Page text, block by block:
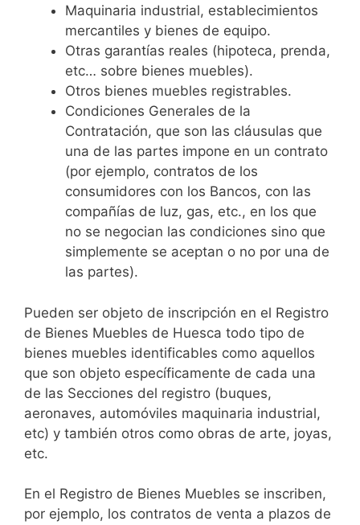
Maquinaria industrial, establecimientos
mercantiles y bienes de equipo.
Otras garantías reales (hipoteca, prenda,
etc… sobre bienes muebles).
Otros bienes muebles registrables.
Condiciones Generales de la
Contratación, que son las cláusulas que
una de las partes impone en un contrato
(por ejemplo, contratos de los
consumidores con los Bancos, con las
compañías de luz, gas, etc., en los que
no se negocian las condiciones sino que
simplemente se aceptan o no por una de
las partes).
Pueden ser objeto de inscripción en el Registro
de Bienes Muebles de Huesca todo tipo de
bienes muebles identificables como aquellos
que son objeto específicamente de cada una
de las Secciones del registro (buques,
aeronaves, automóviles maquinaria industrial,
etc) y también otros como obras de arte, joyas,
etc.
En el Registro de Bienes Muebles se inscriben,
por ejemplo, los contratos de venta a plazos de